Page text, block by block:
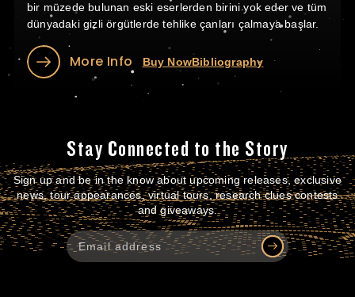
bir müzede bulunan eski eserlerden birini yok eder ve tüm
dünyadaki gizli örgütlerde tehlike çanları çalmaya başlar.
More Info Buy NowBibliography
Stay Connected to the Story
Sign up and be in the know about upcoming releases, exclusive
news, tour appearances, virtual tours, research clues contests
and giveaways.